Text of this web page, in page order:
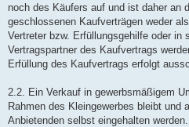
noch des Käufers auf und ist daher an
geschlossenen Kaufverträgen weder
Vertreter bzw. Erfüllungsgehilfe oder in
Vertragspartner des Kaufvertrags
Erfüllung des Kaufvertrags erfolgt
2.2. Ein Verkauf in gewerbsmäßigem
Rahmen des Kleingewerbes bleibt und
Anbietenden selbst eingehalten